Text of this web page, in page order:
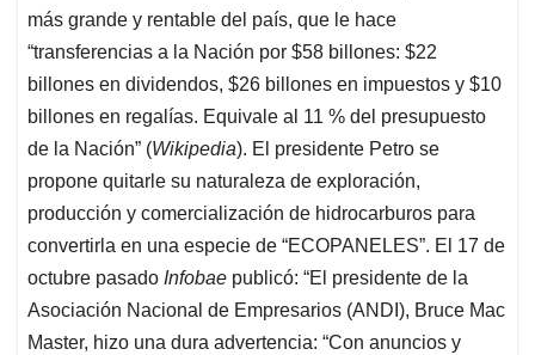
más grande y rentable del país, que le hace
“transferencias a la Nación por $58 billones: $22
billones en dividendos, $26 billones en impuestos y $10
billones en regalías. Equivale al 11 % del presupuesto
de la Nación” (Wikipedia). El presidente Petro se
propone quitarle su naturaleza de exploración,
producción y comercialización de hidrocarburos para
convertirla en una especie de “ECOPANELES”. El 17 de
octubre pasado Infobae publicó: “El presidente de la
Asociación Nacional de Empresarios (ANDI), Bruce Mac
Master, hizo una dura advertencia: “Con anuncios y